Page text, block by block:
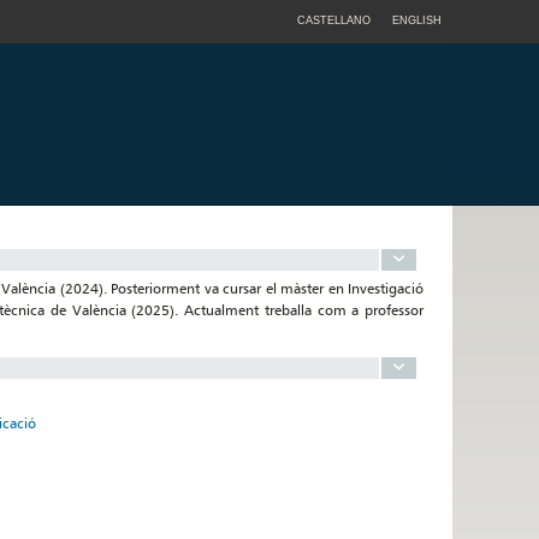
CASTELLANO ENGLISH
(2024). Posteriorment va cursar el màster en Investigació
de València (2025). Actualment treballa com a professor